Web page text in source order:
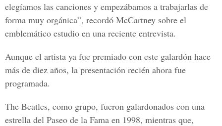
elegíamos las canciones y empezábamos a trabajarlas de
forma muy orgánica”, recordó McCartney sobre el
emblemático estudio en una reciente entrevista.
Aunque el artista ya fue premiado con este galardón hace
más de diez años, la presentación recién ahora fue
programada.
The Beatles, como grupo, fueron galardonados con una
estrella del Paseo de la Fama en 1998, mientras que,